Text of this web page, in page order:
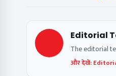
Editorial
The editorial
और देखें: